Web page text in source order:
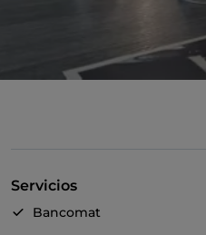
Servicios
Bancomat